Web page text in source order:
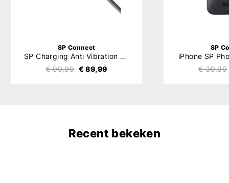
SP Connect
SP Charging Anti Vibration Module SPC+
€ 99,99 € 89,99
SP
iPhone SP
€ 39,99
Recent bekeken